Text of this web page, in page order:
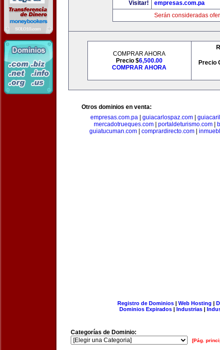
Visitar!
empresas.com.pa
Serán consideradas
COMPRAR AHORA
Precio $6,500.00
COMPRAR AHORA
Precio
Otros dominios en venta:
empresas.com.pa| guiacarlospaz.com|
mercadotrueques.com| portaldeturismo.com|
guiatucuman.com
comprardirecto.com
Registro de Dominios| Web Hosting |
Dominios Expirados | Industrias |
Categorías de Dominio:
[Pág.